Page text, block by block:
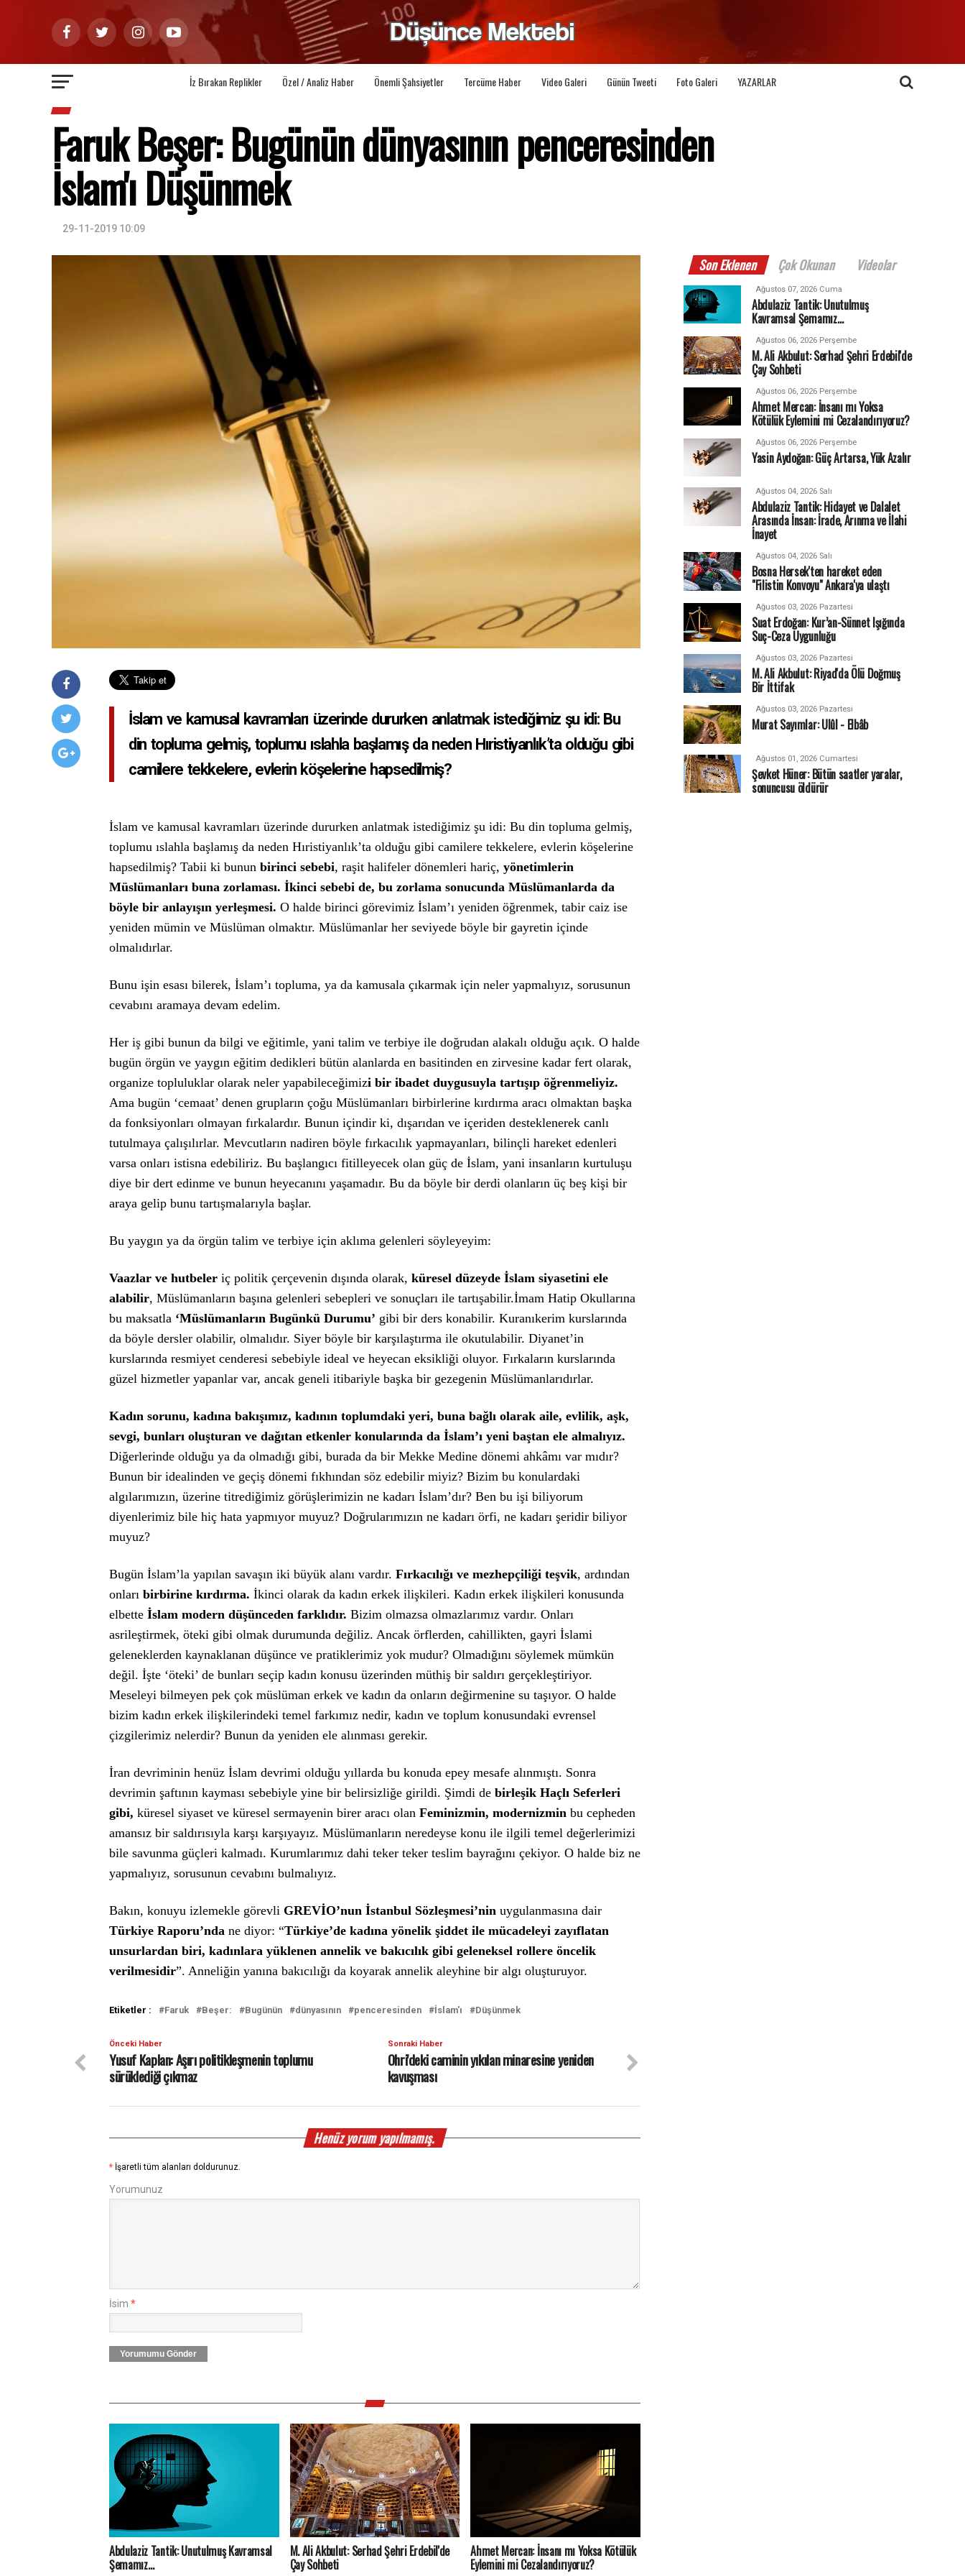
İz Bırakan Replikler Özel / Analiz Haber Önemli Şahsiyetler Tercüme Haber Video Galeri Günün Tweeti Foto Galeri YAZARLAR
Faruk Beşer: Bugünün dünyasının penceresinden
İslam'ı Düşünmek
29-11-2019 10:09
İslam ve kamusal kavramları üzerinde dururken anlatmak istediğimiz şu idi: Bu
din topluma gelmiş, toplumu ıslahla başlamış da neden Hıristiyanlık’ta olduğu gibi
camilere tekkelere, evlerin köşelerine hapsedilmiş?
İslam ve kamusal kavramları üzerinde dururken anlatmak istediğimiz şu idi: Bu din topluma gelmiş,
toplumu ıslahla başlamış da neden Hıristiyanlık’ta olduğu gibi camilere tekkelere, evlerin köşelerine
hapsedilmiş? Tabii ki bunun birinci sebebi, raşit halifeler dönemleri hariç, yönetimlerin
Müslümanları buna zorlaması. İkinci sebebi de, bu zorlama sonucunda Müslümanlarda da
böyle bir anlayışın yerleşmesi. O halde birinci görevimiz İslam’ı yeniden öğrenmek, tabir caiz ise
yeniden mümin ve Müslüman olmaktır. Müslümanlar her seviyede böyle bir gayretin içinde
olmalıdırlar.
Bunu işin esası bilerek, İslam’ı topluma, ya da kamusala çıkarmak için neler yapmalıyız, sorusunun
cevabını aramaya devam edelim.
Her iş gibi bunun da bilgi ve eğitimle, yani talim ve terbiye ile doğrudan alakalı olduğu açık. O halde
bugün örgün ve yaygın eğitim dedikleri bütün alanlarda en basitinden en zirvesine kadar fert olarak,
organize topluluklar olarak neler yapabileceğimizi bir ibadet duygusuyla tartışıp öğrenmeliyiz.
Ama bugün ‘cemaat’ denen grupların çoğu Müslümanları birbirlerine kırdırma aracı olmaktan başka
da fonksiyonları olmayan fırkalardır. Bunun içindir ki, dışarıdan ve içeriden desteklenerek canlı
tutulmaya çalışılırlar. Mevcutların nadiren böyle fırkacılık yapmayanları, bilinçli hareket edenleri
varsa onları istisna edebiliriz. Bu başlangıcı fitilleyecek olan güç de İslam, yani insanların kurtuluşu
diye bir dert edinme ve bunun heyecanını yaşamadır. Bu da böyle bir derdi olanların üç beş kişi bir
araya gelip bunu tartışmalarıyla başlar.
Bu yaygın ya da örgün talim ve terbiye için aklıma gelenleri söyleyeyim:
Vaazlar ve hutbeler iç politik çerçevenin dışında olarak, küresel düzeyde İslam siyasetini ele
alabilir, Müslümanların başına gelenleri sebepleri ve sonuçları ile tartışabilir.İmam Hatip Okullarına
bu maksatla ‘Müslümanların Bugünkü Durumu’ gibi bir ders konabilir. Kuranıkerim kurslarında
da böyle dersler olabilir, olmalıdır. Siyer böyle bir karşılaştırma ile okutulabilir. Diyanet’in
kurslarında resmiyet cenderesi sebebiyle ideal ve heyecan eksikliği oluyor. Fırkaların kurslarında
güzel hizmetler yapanlar var, ancak geneli itibariyle başka bir gezegenin Müslümanlarıdırlar.
Kadın sorunu, kadına bakışımız, kadının toplumdaki yeri, buna bağlı olarak aile, evlilik, aşk,
sevgi, bunları oluşturan ve dağıtan etkenler konularında da İslam’ı yeni baştan ele almalıyız.
Diğerlerinde olduğu ya da olmadığı gibi, burada da bir Mekke Medine dönemi ahkâmı var mıdır?
Bunun bir idealinden ve geçiş dönemi fıkhından söz edebilir miyiz? Bizim bu konulardaki
algılarımızın, üzerine titrediğimiz görüşlerimizin ne kadarı İslam’dır? Ben bu işi biliyorum
diyenlerimiz bile hiç hata yapmıyor muyuz? Doğrularımızın ne kadarı örfi, ne kadarı şeridir biliyor
muyuz?
Bugün İslam’la yapılan savaşın iki büyük alanı vardır. Fırkacılığı ve mezhepçiliği teşvik, ardından
onları birbirine kırdırma. İkinci olarak da kadın erkek ilişkileri. Kadın erkek ilişkileri konusunda
elbette İslam modern düşünceden farklıdır. Bizim olmazsa olmazlarımız vardır. Onları
asrileştirmek, öteki gibi olmak durumunda değiliz. Ancak örflerden, cahillikten, gayri İslami
geleneklerden kaynaklanan düşünce ve pratiklerimiz yok mudur? Olmadığını söylemek mümkün
değil. İşte ‘öteki’ de bunları seçip kadın konusu üzerinden müthiş bir saldırı gerçekleştiriyor.
Meseleyi bilmeyen pek çok müslüman erkek ve kadın da onların değirmenine su taşıyor. O halde
bizim kadın erkek ilişkilerindeki temel farkımız nedir, kadın ve toplum konusundaki evrensel
çizgilerimiz nelerdir? Bunun da yeniden ele alınması gerekir.
İran devriminin henüz İslam devrimi olduğu yıllarda bu konuda epey mesafe alınmıştı. Sonra
devrimin şaftının kayması sebebiyle yine bir belirsizliğe girildi. Şimdi de birleşik Haçlı Seferleri
gibi, küresel siyaset ve küresel sermayenin birer aracı olan Feminizmin, modernizmin bu cepheden
amansız bir saldırısıyla karşı karşıyayız. Müslümanların neredeyse konu ile ilgili temel değerlerimizi
bile savunma güçleri kalmadı. Kurumlarımız dahi teker teker teslim bayrağını çekiyor. O halde biz ne
yapmalıyız, sorusunun cevabını bulmalıyız.
Bakın, konuyu izlemekle görevli GREVİO’nun İstanbul Sözleşmesi’nin uygulanmasına dair
Türkiye Raporu’nda ne diyor: “Türkiye’de kadına yönelik şiddet ile mücadeleyi zayıflatan
unsurlardan biri, kadınlara yüklenen annelik ve bakıcılık gibi geleneksel rollere öncelik
verilmesidir”. Anneliğin yanına bakıcılığı da koyarak annelik aleyhine bir algı oluşturuyor.
Etiketler : Faruk Beşer: Bugünün dünyasının penceresinden İslam'ı Düşünmek
Önceki Haber
Yusuf Kaplan: Aşırı politikleşmenin toplumu
sürüklediği çıkmaz
Sonraki Haber
Ohri'deki caminin yıkılan minaresine yeniden
kavuşması
Henüz yorum yapılmamış.
* İşaretli tüm alanları doldurunuz.
Yorumunuz
İsim *
Yorumumu Gönder
Abdulaziz Tantik: Unutulmuş Kavramsal
Şemamız…
M. Ali Akbulut: Serhad Şehri Erdebil'de
Çay Sohbeti
Ahmet Mercan: İnsanı mı Yoksa Kötülük
Eylemini mi Cezalandırıyoruz?
Son Eklenen Çok Okunan Videolar
Ağustos 07, 2026 Cuma
Abdulaziz Tantik: Unutulmuş
Kavramsal Şemamız…
Ağustos 06, 2026 Perşembe
M. Ali Akbulut: Serhad Şehri Erdebil'de
Çay Sohbeti
Ağustos 06, 2026 Perşembe
Ahmet Mercan: İnsanı mı Yoksa
Kötülük Eylemini mi Cezalandırıyoruz?
Ağustos 06, 2026 Perşembe
Yasin Aydoğan: Güç Artarsa, Yük Azalır
Ağustos 04, 2026 Salı
Abdulaziz Tantik: Hidayet ve Dalalet
Arasında İnsan: İrade, Arınma ve İlahi
İnayet
Ağustos 04, 2026 Salı
Bosna Hersek'ten hareket eden
"Filistin Konvoyu" Ankara'ya ulaştı
Ağustos 03, 2026 Pazartesi
Suat Erdoğan: Kur’an-Sünnet Işığında
Suç-Ceza Uygunluğu
Ağustos 03, 2026 Pazartesi
M. Ali Akbulut: Riyad'da Ölü Doğmuş
Bir İttifak
Ağustos 03, 2026 Pazartesi
Murat Sayımlar: Ulûl - Elbâb
Ağustos 01, 2026 Cumartesi
Şevket Hüner: Bütün saatler yaralar,
sonuncusu öldürür